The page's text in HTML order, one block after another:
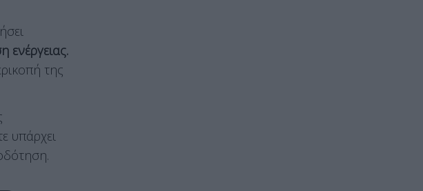
ενέργειας.
της
υπάρχει